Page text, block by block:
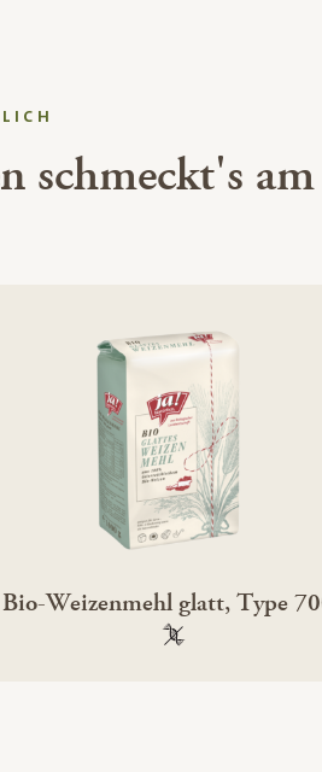
am
Bio-Weizenmehl glatt, Type
100 %